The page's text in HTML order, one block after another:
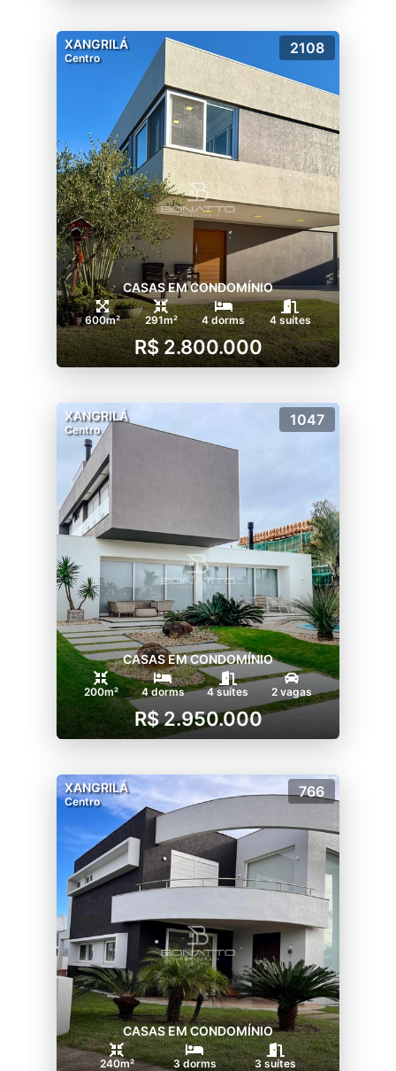
XANGRILÁ
Centro
2108
CASAS EM CONDOMÍNIO
600m² 291m² 4 dorms 4 suítes
R$ 2.800.000
XANGRILÁ
Centro
1047
CASAS EM CONDOMÍNIO
200m² 4 dorms 4 suítes 2 vagas
R$ 2.950.000
XANGRILÁ
Centro
766
CASAS EM CONDOMÍNIO
240m² 3 dorms 3 suítes